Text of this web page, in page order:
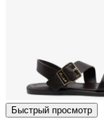
Быстрый просмотр